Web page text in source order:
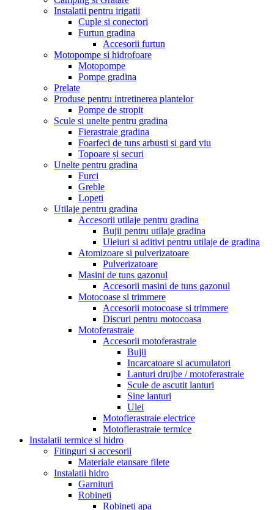
Instalatii pentru irigatii
Cuple si conectori
Furtun gradina
Accesorii furtun
Motopompe si hidrofoare
Motopompe
Pompe gradina
Prelate
Produse pentru intretinerea plantelor
Pompe de stropit
Scule si unelte pentru gradina
Fierastraie gradina
Foarfeci de tuns arbusti si gard viu
Topoare și securi
Unelte pentru gradina
Furci
Greble
Lopeti
Utilaje pentru gradina
Accesorii utilaje pentru gradina
Bujii pentru utilaje gradina
Uleiuri si aditivi pentru utilaje de gradina
Atomizoare si pulverizatoare
Pulverizatoare
Masini de tuns gazonul
Accesorii masini de tuns gazonul
Motocoase si trimmere
Accesorii motocoase si trimmere
Discuri pentru motocoasa
Motoferastraie
Accesorii motoferastraie
Bujii
Incarcatoare si acumulatori
Lanturi drujbe / motoferastraie
Scule de ascutit lanturi
Sine lanturi
Ulei
Motofierastraie electrice
Motofierastraie termice
Instalatii termice si hidro
Fitinguri si accesorii
Materiale etansare filete
Instalatii hidro
Garnituri
Robineti
Robineti apa